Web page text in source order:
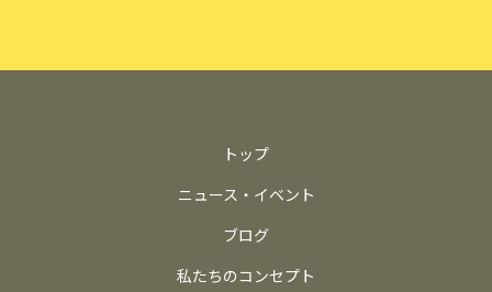
トップ
ニュース・イベント
ブログ
私たちのコンセプト